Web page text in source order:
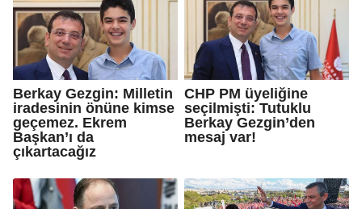
Berkay Gezgin: Milletin
iradesinin önüne kimse
geçemez. Ekrem
Başkan’ı da
çıkartacağız
CHP PM üyeliğine
seçilmişti: Tutuklu
Berkay Gezgin’den
mesaj var!